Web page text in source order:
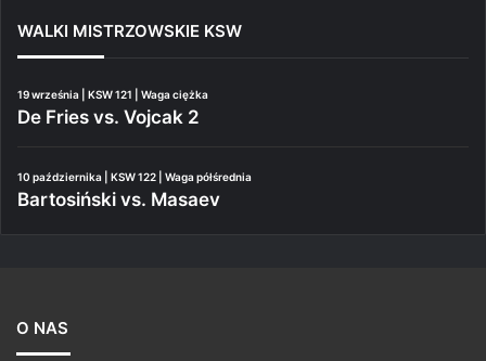
WALKI MISTRZOWSKIE KSW
19 września | KSW 121 | Waga ciężka
De Fries vs. Vojcak 2
10 października | KSW 122 | Waga półśrednia
Bartosiński vs. Masaev
O NAS